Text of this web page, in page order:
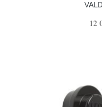
12